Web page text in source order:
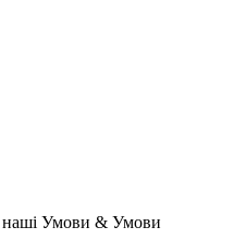
наші Умови & Умови